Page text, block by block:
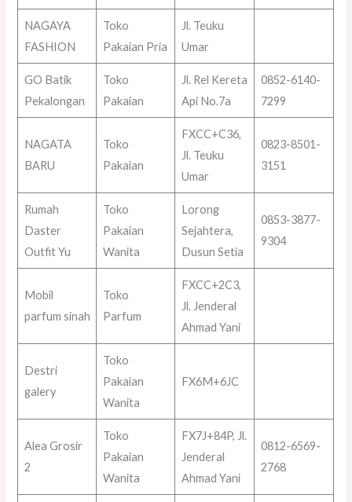
NAGAYA
FASHION
Toko
Pakaian Pria
Jl. Teuku
Umar
GO Batik
Pekalongan
Toko
Pakaian
Jl. Rel Kereta
Api No.7a
0852-6140-
7299
NAGATA
BARU
Toko
Pakaian
FXCC+C36,
Jl. Teuku
Umar
0823-8501-
3151
Rumah
Daster
Outfit Yu
Toko
Pakaian
Wanita
Lorong
Sejahtera,
Dusun Setia
0853-3877-
9304
Mobil
parfum sinah
Toko
Parfum
FXCC+2C3,
Jl. Jenderal
Ahmad Yani
Destri
galery
Toko
Pakaian
Wanita
FX6M+6JC
Alea Grosir
2
Toko
Pakaian
Wanita
FX7J+84P, Jl.
Jenderal
Ahmad Yani
0812-6569-
2768